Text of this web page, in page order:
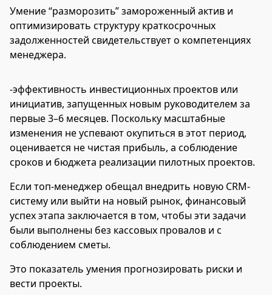
Умение “разморозить” замороженный актив и
оптимизировать структуру краткосрочных
задолженностей свидетельствует о компетенциях
менеджера.
-эффективность инвестиционных проектов или
инициатив, запущенных новым руководителем за
первые 3–6 месяцев. Поскольку масштабные
изменения не успевают окупиться в этот период,
оценивается не чистая прибыль, а соблюдение
сроков и бюджета реализации пилотных проектов.
Если топ-менеджер обещал внедрить новую CRM-
систему или выйти на новый рынок, финансовый
успех этапа заключается в том, чтобы эти задачи
были выполнены без кассовых провалов и с
соблюдением сметы.
Это показатель умения прогнозировать риски и
вести проекты.